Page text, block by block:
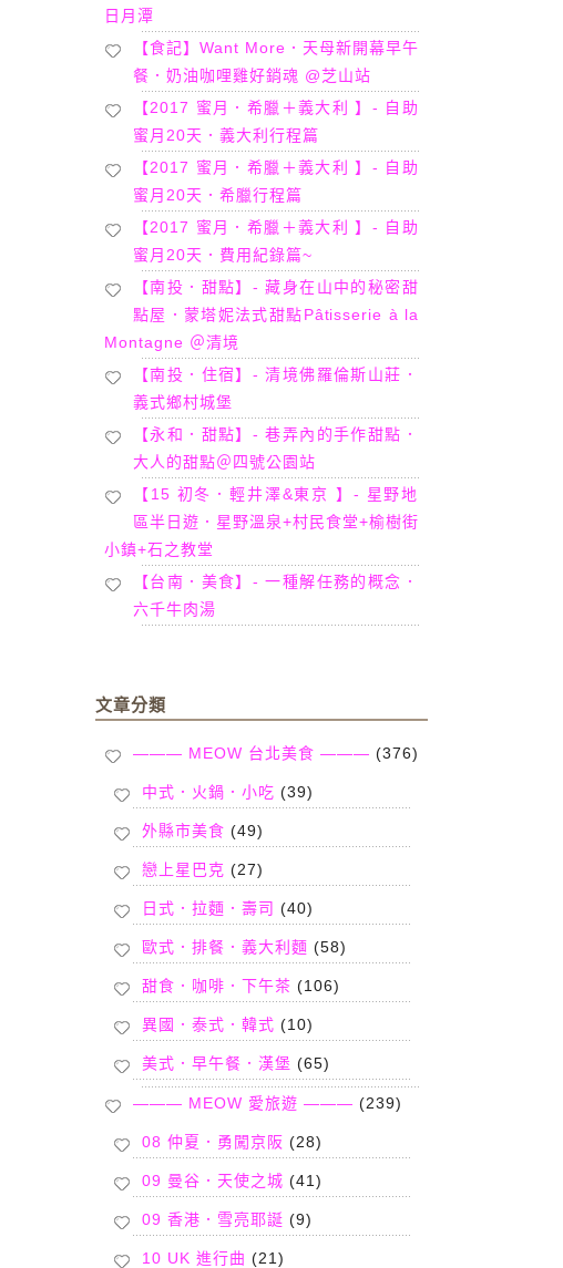
日月潭
【食記】Want More．天母新開幕早午
餐．奶油咖哩雞好銷魂 @芝山站
【2017 蜜月．希臘＋義大利 】- 自助
蜜月20天．義大利行程篇
【2017 蜜月．希臘＋義大利 】- 自助
蜜月20天．希臘行程篇
【2017 蜜月．希臘＋義大利 】- 自助
蜜月20天．費用紀錄篇~
【南投．甜點】- 藏身在山中的秘密甜
點屋．蒙塔妮法式甜點Pâtisserie à la
Montagne ＠清境
【南投．住宿】- 清境佛羅倫斯山莊．
義式鄉村城堡
【永和．甜點】- 巷弄內的手作甜點．
大人的甜點＠四號公園站
【15 初冬．輕井澤&東京 】- 星野地
區半日遊．星野溫泉+村民食堂+榆樹街
小鎮+石之教堂
【台南．美食】- 一種解任務的概念．
六千牛肉湯
文章分類
——— MEOW 台北美食 ——— (376)
中式．火鍋．小吃 (39)
外縣市美食 (49)
戀上星巴克 (27)
日式．拉麵．壽司 (40)
歐式．排餐．義大利麵 (58)
甜食．咖啡．下午茶 (106)
異國．泰式．韓式 (10)
美式．早午餐．漢堡 (65)
——— MEOW 愛旅遊 ——— (239)
08 仲夏．勇闖京阪 (28)
09 曼谷．天使之城 (41)
09 香港．雪亮耶誕 (9)
10 UK 進行曲 (21)